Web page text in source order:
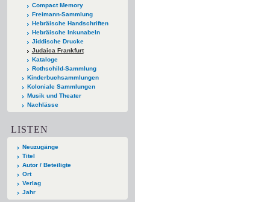
Compact Memory
Freimann-Sammlung
Hebräische Handschriften
Hebräische Inkunabeln
Jiddische Drucke
Judaica Frankfurt
Kataloge
Rothschild-Sammlung
Kinderbuchsammlungen
Koloniale Sammlungen
Musik und Theater
Nachlässe
LISTEN
Neuzugänge
Titel
Autor / Beteiligte
Ort
Verlag
Jahr